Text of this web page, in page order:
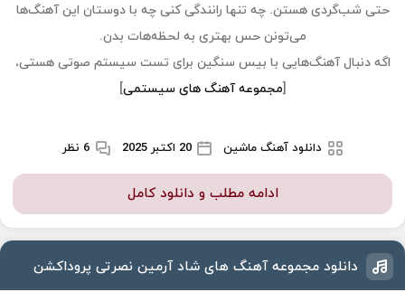
حتی شب‌گردی هستن. چه تنها رانندگی کنی چه با دوستان این آهنگ‌ها
می‌تونن حس بهتری به لحظه‌هات بدن.
اگه دنبال آهنگ‌هایی با بیس سنگین برای تست سیستم صوتی هستی،
[مجموعه آهنگ های سیستمی]
دانلود آهنگ ماشین 20 اکتبر 2025 6 نظر
ادامه مطلب و دانلود کامل
دانلود مجموعه آهنگ های شاد آرمین نصرتی پروداکشن